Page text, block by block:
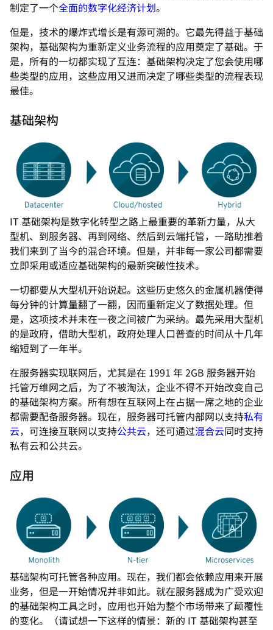
制定了一个全面的数字化经济计划。
但是，技术的爆炸式增长是有源可溯的。它最先得益于基础
架构，基础架构为重新定义业务流程的应用奠定了基础。于
是，所有的一切都实现了互连：基础架构决定了您会使用哪
些类型的应用，这些应用又进而决定了哪些类型的流程表现
最佳。
基础架构
IT 基础架构是数字化转型之路上最重要的革新力量，从大
型机、到服务器、再到网络、然后到云端托管，一路助推着
我们来到了当今的混合环境。但是，并非每一家公司都需要
立即采用或适应基础架构的最新突破性技术。
一切都要从大型机开始说起。这些历史悠久的金属机器使得
每分钟的计算量翻了一翻，因而重新定义了数据处理。但
是，这项技术并未在一夜之间被广为采纳。最先采用大型机
的是政府，借助大型机，政府处理人口普查的时间从十几年
缩短到了一年半。
在服务器实现联网后，尤其是在 1991 年 2GB 服务器开始
托管万维网之后，为了不被淘汰，企业不得不开始改变自己
的基础架构方案。所有想在互联网上在占据一席之地的企业
都需要配备服务器。现在，服务器可托管内部网以支持私有
云，可连接互联网以支持公共云，还可通过混合云同时支持
私有云和公共云。
应用
基础架构可托管各种应用。现在，我们都会依赖应用来开展
业务，但是一开始情况并非如此。就在服务器成为广受欢迎
的基础架构工具之时，应用也开始为整个市场带来了颠覆性
的变化。（请试想一下这样的情景：新的 IT 基础架构甚至